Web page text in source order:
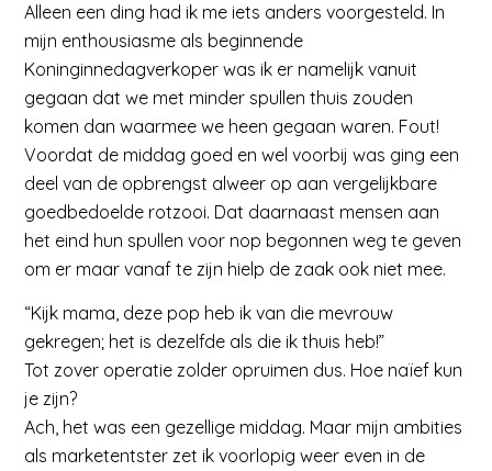
Alleen een ding had ik me iets anders voorgesteld. In
mijn enthousiasme als beginnende
Koninginnedagverkoper was ik er namelijk vanuit
gegaan dat we met minder spullen thuis zouden
komen dan waarmee we heen gegaan waren. Fout!
Voordat de middag goed en wel voorbij was ging een
deel van de opbrengst alweer op aan vergelijkbare
goedbedoelde rotzooi. Dat daarnaast mensen aan
het eind hun spullen voor nop begonnen weg te geven
om er maar vanaf te zijn hielp de zaak ook niet mee.
“Kijk mama, deze pop heb ik van die mevrouw
gekregen; het is dezelfde als die ik thuis heb!”
Tot zover operatie zolder opruimen dus. Hoe naïef kun
je zijn?
Ach, het was een gezellige middag. Maar mijn ambities
als marketentster zet ik voorlopig weer even in de